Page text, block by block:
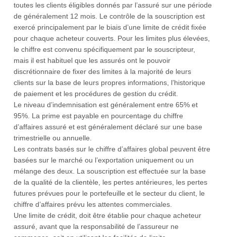
toutes les clients éligibles donnés par l’assuré sur une période
de généralement 12 mois. Le contrôle de la souscription est
exercé principalement par le biais d’une limite de crédit fixée
pour chaque acheteur couverts. Pour les limites plus élevées,
le chiffre est convenu spécifiquement par le souscripteur,
mais il est habituel que les assurés ont le pouvoir
discrétionnaire de fixer des limites à la majorité de leurs
clients sur la base de leurs propres informations, l’historique
de paiement et les procédures de gestion du crédit.
Le niveau d’indemnisation est généralement entre 65% et
95%. La prime est payable en pourcentage du chiffre
d’affaires assuré et est généralement déclaré sur une base
trimestrielle ou annuelle.
Les contrats basés sur le chiffre d’affaires global peuvent être
basées sur le marché ou l’exportation uniquement ou un
mélange des deux. La souscription est effectuée sur la base
de la qualité de la clientèle, les pertes antérieures, les pertes
futures prévues pour le portefeuille et le secteur du client, le
chiffre d’affaires prévu les attentes commerciales.
Une limite de crédit, doit être établie pour chaque acheteur
assuré, avant que la responsabilité de l’assureur ne